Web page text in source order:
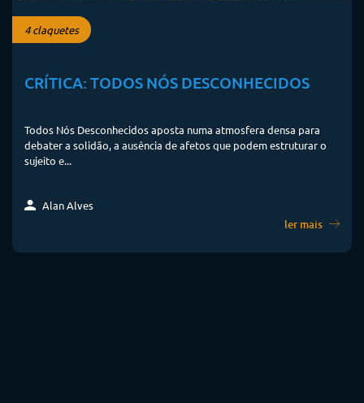
4 claquetes
CRÍTICA: TODOS NÓS DESCONHECIDOS
Todos Nós Desconhecidos aposta numa atmosfera densa para
debater a solidão, a ausência de afetos que podem estruturar o
sujeito e...
Alan Alves
ler mais